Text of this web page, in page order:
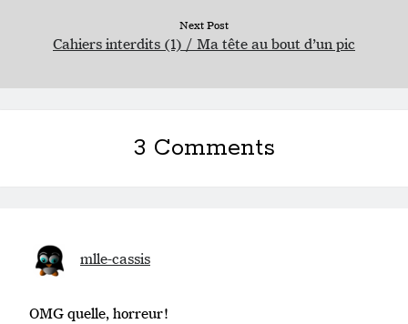
Next Post
Cahiers interdits (1) / Ma tête au bout d’un pic
3 Comments
mlle-cassis
OMG quelle, horreur!